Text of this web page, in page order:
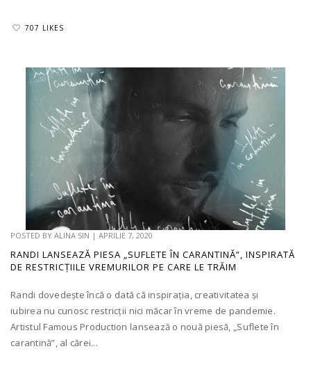
707 LIKES
POSTED BY ALINA SIN | APRILIE 7, 2020
RANDI LANSEAZĂ PIESA „SUFLETE ÎN CARANTINĂ”, INSPIRATĂ
DE RESTRICȚIILE VREMURILOR PE CARE LE TRĂIM
Randi dovedește încă o dată că inspirația, creativitatea și
iubirea nu cunosc restricții nici măcar în vreme de pandemie.
Artistul Famous Production lansează o nouă piesă, „Suflete în
carantină”, al cărei...